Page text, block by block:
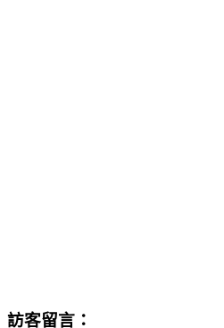
訪客留言：